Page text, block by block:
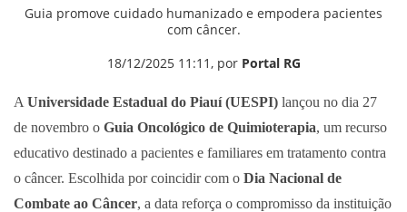
Guia promove cuidado humanizado e empodera pacientes
com câncer.
18/12/2025 11:11, por Portal RG
A Universidade Estadual do Piauí (UESPI) lançou no dia 27
de novembro o Guia Oncológico de Quimioterapia, um recurso
educativo destinado a pacientes e familiares em tratamento contra
o câncer. Escolhida por coincidir com o Dia Nacional de
Combate ao Câncer, a data reforça o compromisso da instituição